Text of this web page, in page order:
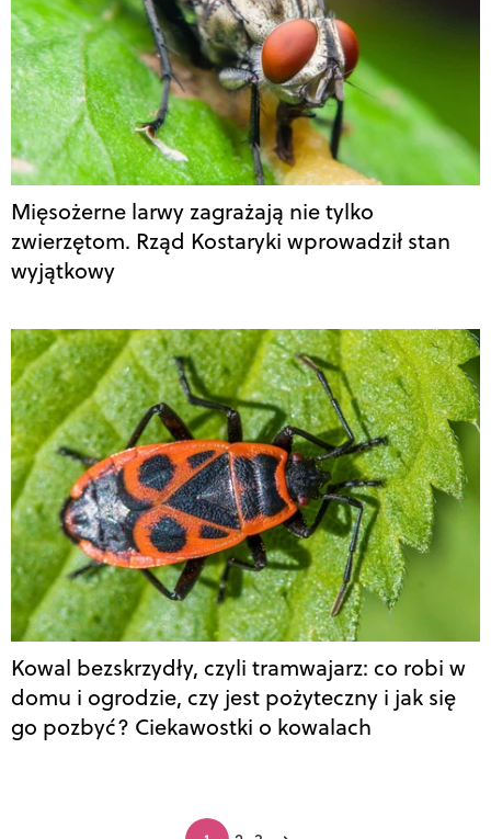
Mięsożerne larwy zagrażają nie tylko
zwierzętom. Rząd Kostaryki wprowadził stan
wyjątkowy
Kowal bezskrzydły, czyli tramwajarz: co robi w
domu i ogrodzie, czy jest pożyteczny i jak się
go pozbyć? Ciekawostki o kowalach